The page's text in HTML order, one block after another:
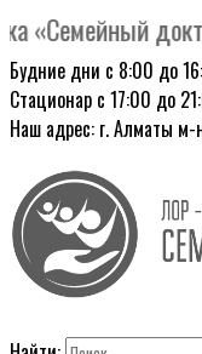
Будние дни с 8:00 до
Стационар с 17:00 до
Наш адрес: г. Алматы м-